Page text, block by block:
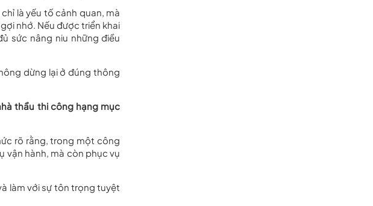
là yếu tố cảnh quan, mà
nhớ. Nếu được triển khai
sức nâng niu những điều
dừng lại ở đúng thông
thầu thi công hạng mục
rõ rằng, trong một công
vận hành, mà còn phục vụ
làm với sự tôn trọng tuyệt